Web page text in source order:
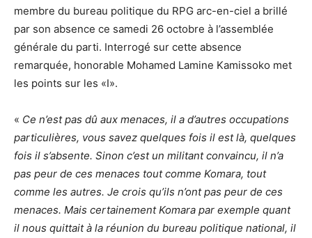
membre du bureau politique du RPG arc-en-ciel a brillé
par son absence ce samedi 26 octobre à l’assemblée
générale du parti. Interrogé sur cette absence
remarquée, honorable Mohamed Lamine Kamissoko met
les points sur les «I».
« Ce n’est pas dû aux menaces, il a d’autres occupations
particulières, vous savez quelques fois il est là, quelques
fois il s’absente. Sinon c’est un militant convaincu, il n’a
pas peur de ces menaces tout comme Komara, tout
comme les autres. Je crois qu’ils n’ont pas peur de ces
menaces. Mais certainement Komara par exemple quant
il nous quittait à la réunion du bureau politique national, il